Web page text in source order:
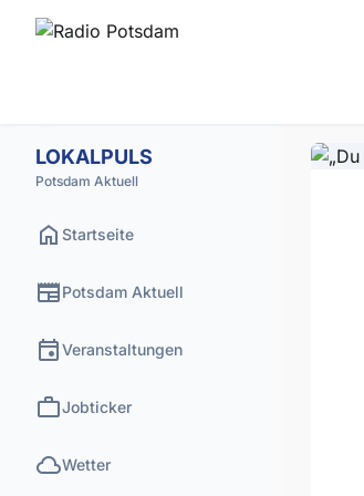
LOKALPULS
Potsdam Aktuell
home Startseite
newspaperPotsdam Aktuell
eventVeranstaltungen
workJobticker
cloudWetter